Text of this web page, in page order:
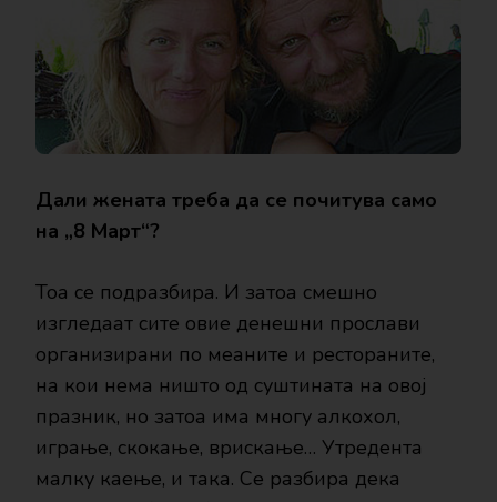
Дали жената треба да се почитува само
на „8 Март“?
Тоа се подразбира. И затоа смешно
изгледаат сите овие денешни прослави
организирани по меаните и рестораните,
на кои нема ништо од суштината на овој
празник, но затоа има многу алкохол,
играње, скокање, врискање… Утредента
малку каење, и така. Се разбира дека